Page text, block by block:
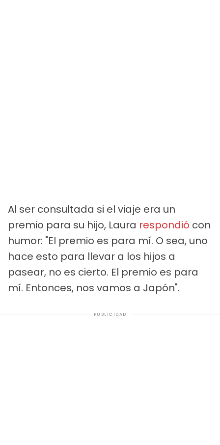
Al ser consultada si el viaje era un
premio para su hijo, Laura respondió con
humor: "El premio es para mí. O sea, uno
hace esto para llevar a los hijos a
pasear, no es cierto. El premio es para
mí. Entonces, nos vamos a Japón".
PUBLICIDAD